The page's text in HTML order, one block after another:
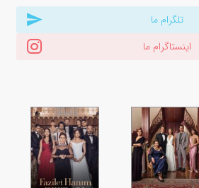
تلگرام ما
اینستاگرام ما